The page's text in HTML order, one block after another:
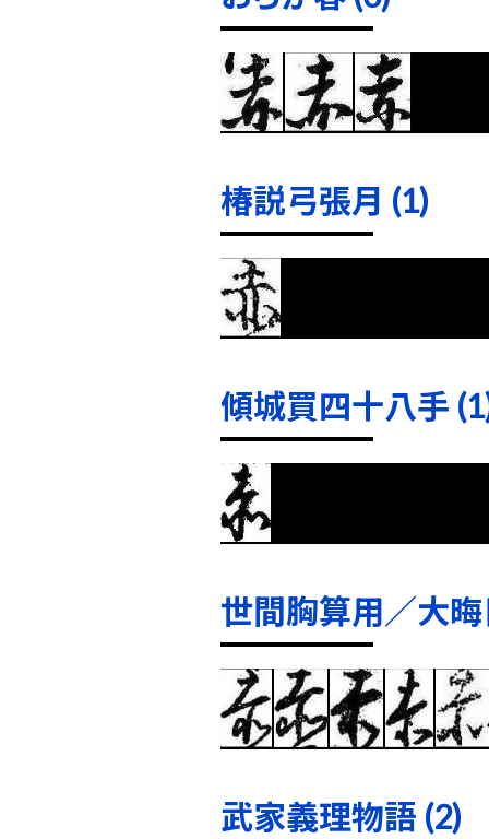
椿説弓張月 (1)
傾城買四十八手
世間胸算用／大
武家義理物語 (2)